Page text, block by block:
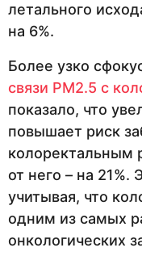
летального
на 6%.
Более узко
связи PM2.5 с
показало, что
повышает риск
колоректальным
от него – на
учитывая, что
одним из самых
онкологических